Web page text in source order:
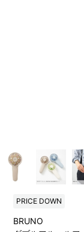
PRICE DOWN
BRUNO